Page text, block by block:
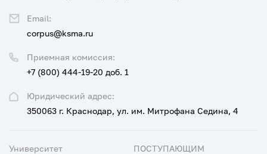
Юридический адрес:
350063 г. Краснодар, ул. им. Митрофана Седина, 4
Приемная комиссия:
+7 (800) 444-19-20 доб. 1
Email:
corpus@ksma.ru
Университет ПОСТУПАЮЩИМ